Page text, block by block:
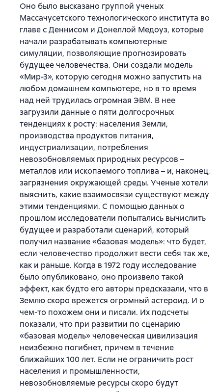
Оно было высказано группой ученых
Массачусетского технологического института во
главе с Деннисом и Донеллой Медоуз, которые
начали разрабатывать компьютерные
симуляции, позволяющие прогнозировать
будущее человечества. Они создали модель
«Мир-3», которую сегодня можно запустить на
любом домашнем компьютере, но в то время
над ней трудилась огромная ЭВМ. В нее
загрузили данные о пяти долгосрочных
тенденциях к росту: населения Земли,
производства продуктов питания,
индустриализации, потребления
невозобновляемых природных ресурсов –
металлов или ископаемого топлива – и, наконец,
загрязнения окружающей среды. Ученые хотели
выяснить, какие взаимосвязи существуют между
этими тенденциями. С помощью данных о
прошлом исследователи попытались вычислить
будущее и разработали сценарий, который
получил название «базовая модель»: что будет,
если человечество продолжит вести себя так же,
как и раньше. Когда в 1972 году исследование
было опубликовано, оно произвело такой
эффект, как будто его авторы предсказали, что в
Землю скоро врежется огромный астероид. И о
чем-то похожем они и писали. Их подсчеты
показали, что при развитии по сценарию
«базовая модель» человеческая цивилизация
неизбежно погибнет, причем в течение
ближайших 100 лет. Если не ограничить рост
населения и промышленности,
невозобновляемые ресурсы скоро будут